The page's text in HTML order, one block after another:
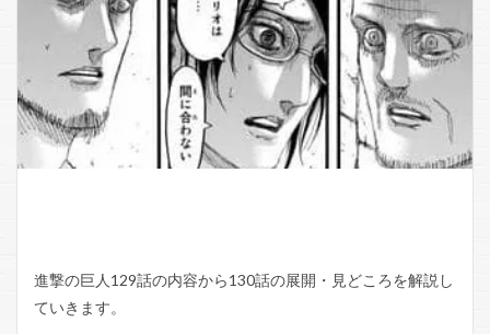
進撃の巨人129話の内容から130話の展開・見どころを解説し
ていきます。